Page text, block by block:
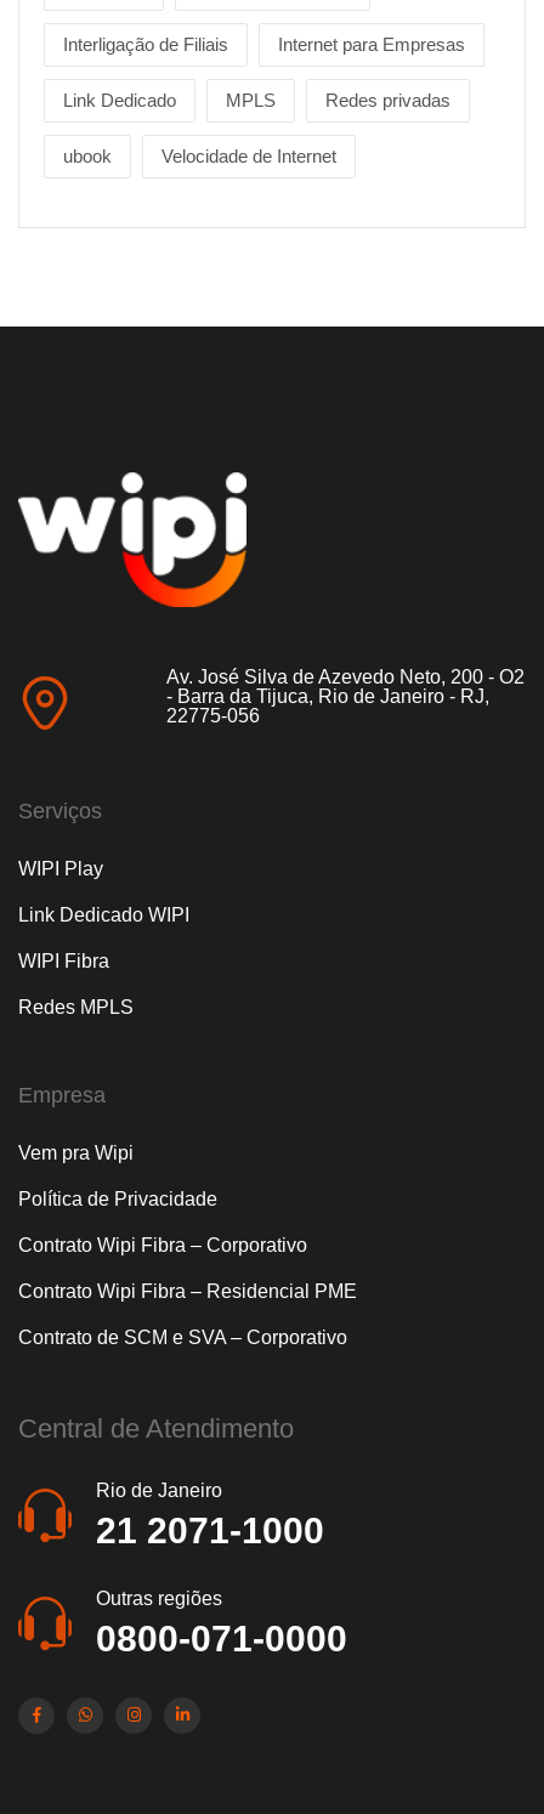
Interligação de Filiais Internet para Empresas
Link Dedicado MPLS Redes privadas
ubook Velocidade de Internet
Av. José Silva de Azevedo Neto, 200 - O2
- Barra da Tijuca, Rio de Janeiro - RJ,
22775-056
Serviços
WIPI Play
Link Dedicado WIPI
WIPI Fibra
Redes MPLS
Empresa
Vem pra Wipi
Política de Privacidade
Contrato Wipi Fibra – Corporativo
Contrato Wipi Fibra – Residencial PME
Contrato de SCM e SVA – Corporativo
Central de Atendimento
Rio de Janeiro
21 2071-1000
Outras regiões
0800-071-0000